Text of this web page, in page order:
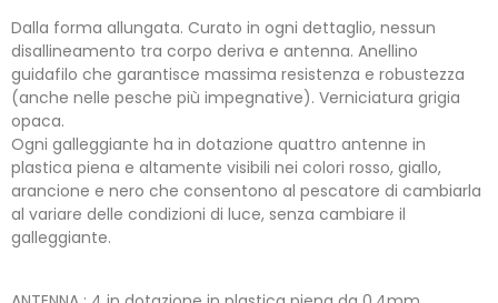
Dalla forma allungata. Curato in ogni dettaglio, nessun
disallineamento tra corpo deriva e antenna. Anellino
guidafilo che garantisce massima resistenza e robustezza
(anche nelle pesche più impegnative). Verniciatura grigia
opaca.
Ogni galleggiante ha in dotazione quattro antenne in
plastica piena e altamente visibili nei colori rosso, giallo,
arancione e nero che consentono al pescatore di cambiarla
al variare delle condizioni di luce, senza cambiare il
galleggiante.